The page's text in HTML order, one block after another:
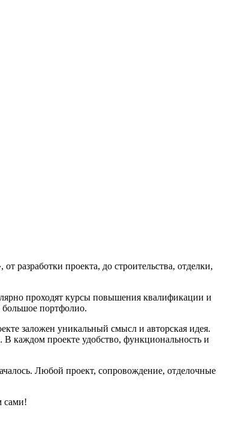
проекта, до строительства, отделки,
проходят курсы повышения квалификации и
портфолио.
заложен уникальный смысл и авторская идея.
каждом проекте удобство, функциональность и
Любой проект, сопровождение, отделочные
сами!